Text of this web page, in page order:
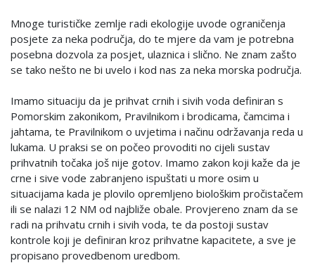
Mnoge turističke zemlje radi ekologije uvode ograničenja
posjete za neka područja, do te mjere da vam je potrebna
posebna dozvola za posjet, ulaznica i slično. Ne znam zašto
se tako nešto ne bi uvelo i kod nas za neka morska područja.
Imamo situaciju da je prihvat crnih i sivih voda definiran s
Pomorskim zakonikom, Pravilnikom i brodicama, čamcima i
jahtama, te Pravilnikom o uvjetima i načinu održavanja reda u
lukama. U praksi se on počeo provoditi no cijeli sustav
prihvatnih točaka još nije gotov. Imamo zakon koji kaže da je
crne i sive vode zabranjeno ispuštati u more osim u
situacijama kada je plovilo opremljeno biološkim pročistačem
ili se nalazi 12 NM od najbliže obale. Provjereno znam da se
radi na prihvatu crnih i sivih voda, te da postoji sustav
kontrole koji je definiran kroz prihvatne kapacitete, a sve je
propisano provedbenom uredbom.